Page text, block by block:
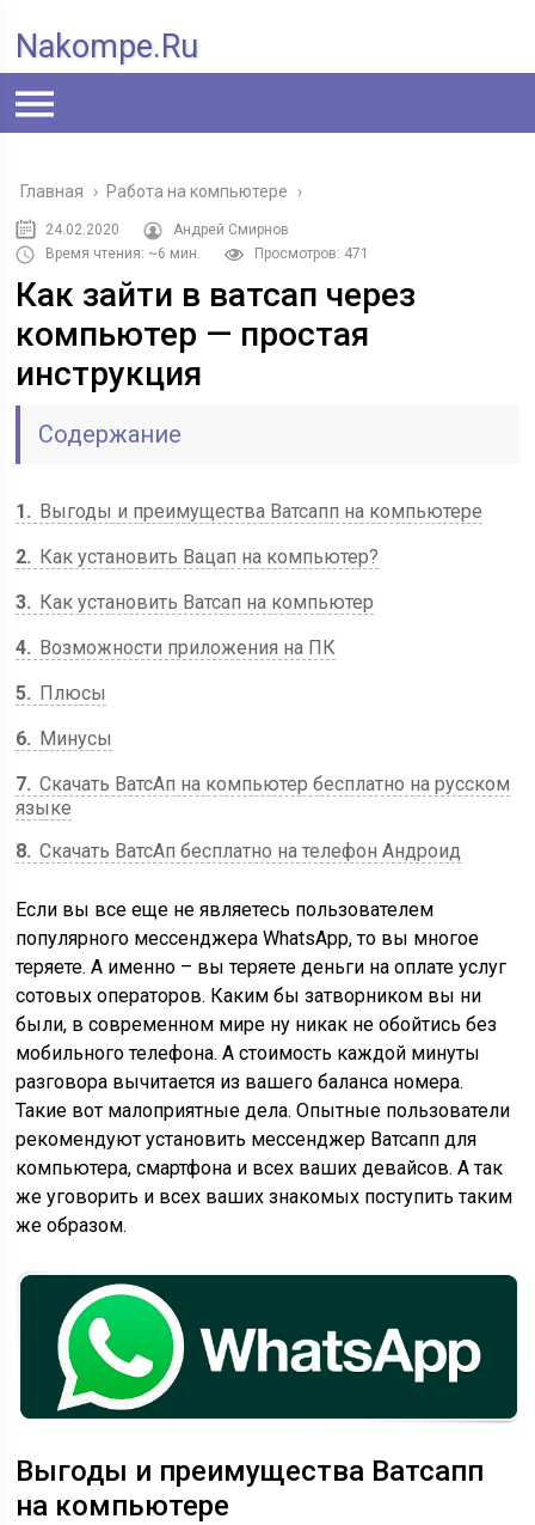
Nakompe.ru
Главная › Работа на компьютере ›
24.02.2020
Андрей Смирнов
Время чтения: ~6 мин.
Просмотров: 471
Как зайти в ватсап через
компьютер — простая
инструкция
Содержание
1
Выгоды и преимущества Ватсапп на компьютере
2
Как установить Вацап на компьютер?
3
Как установить Ватсап на компьютер
4
Возможности приложения на ПК
5
Плюсы
6
Минусы
7 Скачать ВатсАп на компьютер бесплатно на русском
языке
8 Скачать ВатсАп бесплатно на телефон Андроид
Если вы все еще не являетесь пользователем
популярного мессенджера WhatsApp, то вы многое
теряете. А именно – вы теряете деньги на оплате услуг
сотовых операторов. Каким бы затворником вы ни
были, в современном мире ну никак не обойтись без
мобильного телефона. А стоимость каждой минуты
разговора вычитается из вашего баланса номера.
Такие вот малоприятные дела. Опытные пользователи
рекомендуют установить мессенджер Ватсапп для
компьютера, смартфона и всех ваших девайсов. А так
же уговорить и всех ваших знакомых поступить таким
же образом.
Выгоды и преимущества Ватсапп
на компьютере